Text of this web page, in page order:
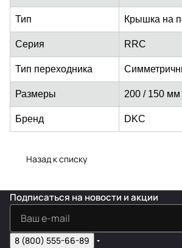
Тип Крышка на
Серия RRC
Тип переходника
Размеры 200 / 150 мм
Бренд DKC
Назад к списку
Подписаться на новости и акции
8 (800) 555-66-89